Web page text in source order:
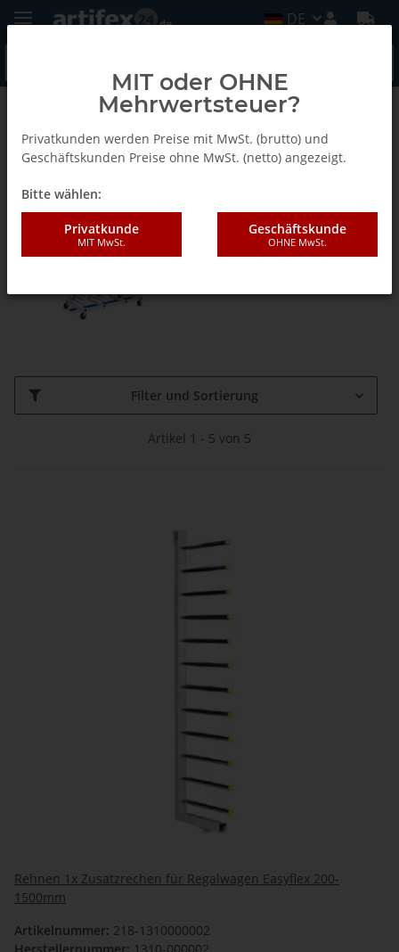
DE
Rehnen - Schleifmaschinen und Transportwagen
Regalwagen
Filter und Sortierung
Artikel 1 - 5 von 5
Rehnen 1x Zusatzrechen für Regalwagen Easyflex 200-
1500mm
Artikelnummer: 218-1310000002
MIT oder OHNE
Mehrwertsteuer?
Privatkunden werden Preise mit MwSt. (brutto) und
Geschäftskunden Preise ohne MwSt. (netto) angezeigt.
Bitte wählen:
Privatkunde
MIT MwSt.
Geschäftskunde
OHNE MwSt.